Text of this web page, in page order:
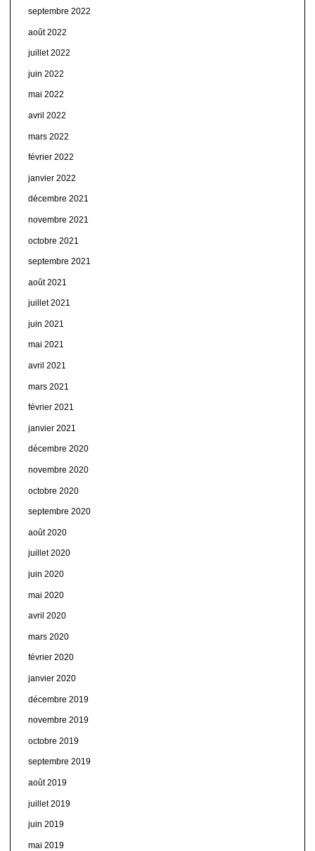
septembre 2022
août 2022
juillet 2022
juin 2022
mai 2022
avril 2022
mars 2022
février 2022
janvier 2022
décembre 2021
novembre 2021
octobre 2021
septembre 2021
août 2021
juillet 2021
juin 2021
mai 2021
avril 2021
mars 2021
février 2021
janvier 2021
décembre 2020
novembre 2020
octobre 2020
septembre 2020
août 2020
juillet 2020
juin 2020
mai 2020
avril 2020
mars 2020
février 2020
janvier 2020
décembre 2019
novembre 2019
octobre 2019
septembre 2019
août 2019
juillet 2019
juin 2019
mai 2019